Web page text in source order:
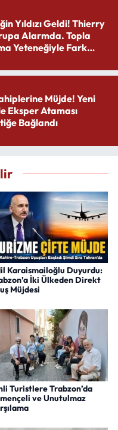
Yıldızı Geldi! Thierry
Alarmda. Topla
Yeteneğiyle Fark
Müjde! Yeni
Eksper Ataması
Bağlandı
Karaismailoğlu Duyurdu:
İki Ülkeden Direkt
Müjdesi
Turistlere Trabzon’da
ve Unutulmaz